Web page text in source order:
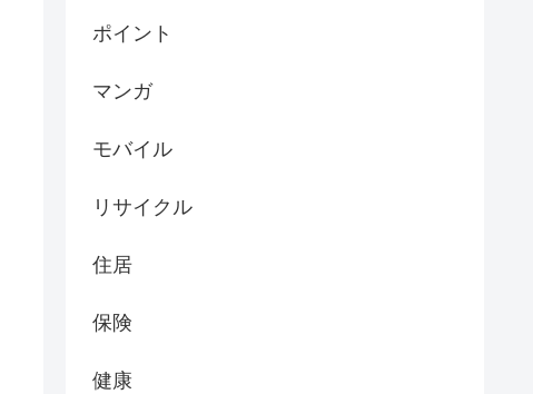
ポイント
マンガ
モバイル
リサイクル
住居
保険
健康